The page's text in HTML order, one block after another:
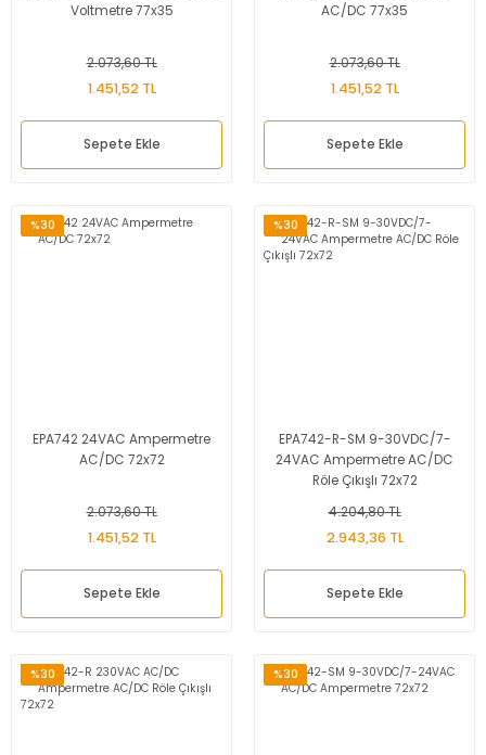
Voltmetre 77x35
2.073,60 TL
1.451,52 TL
Sepete Ekle
AC/DC 77x35
2.073,60 TL
1.451,52 TL
Sepete Ekle
%30
EPA742 24VAC Ampermetre
AC/DC 72x72
2.073,60 TL
1.451,52 TL
Sepete Ekle
%30
EPA742-R-SM 9-30VDC/7-
24VAC Ampermetre AC/DC
Röle Çıkışlı 72x72
4.204,80 TL
2.943,36 TL
Sepete Ekle
%30 %30